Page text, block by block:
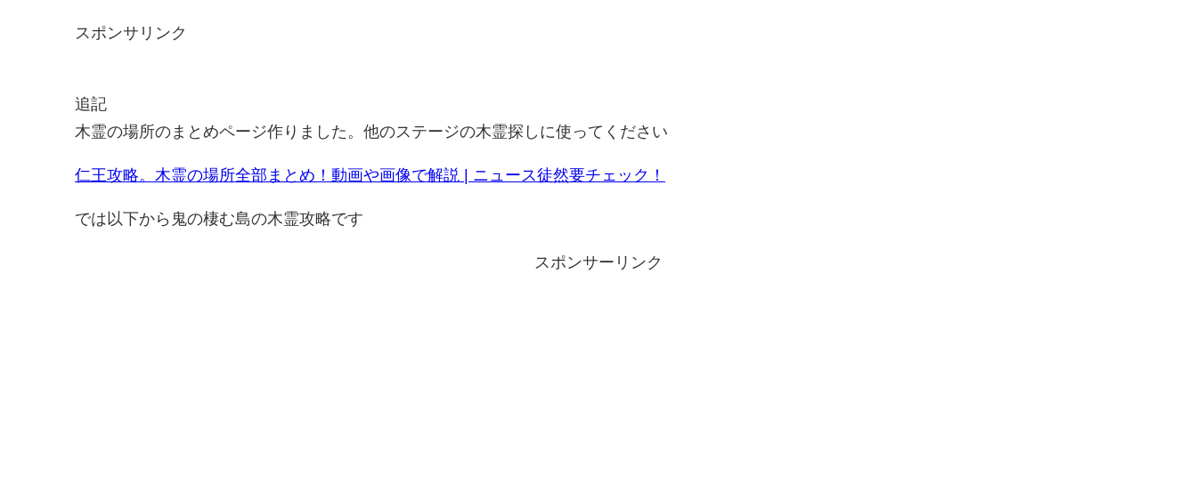
スポンサリンク
追記
木霊の場所のまとめページ作りました。他のステージの木霊探しに使ってください
仁王攻略。木霊の場所全部まとめ！動画や画像で解説 | ニュース徒然要チェック！
では以下から鬼の棲む島の木霊攻略です
スポンサーリンク